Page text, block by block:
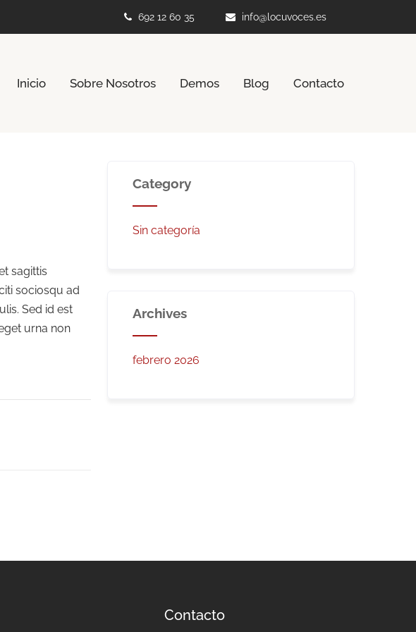
692 12 60 35 info@locuvoces.es
Inicio Sobre Nosotros Demos Blog Contacto
sagittis
sociosqu ad
Sed id est
urna non
Category
Sin categoría
Archives
febrero 2026
Contacto